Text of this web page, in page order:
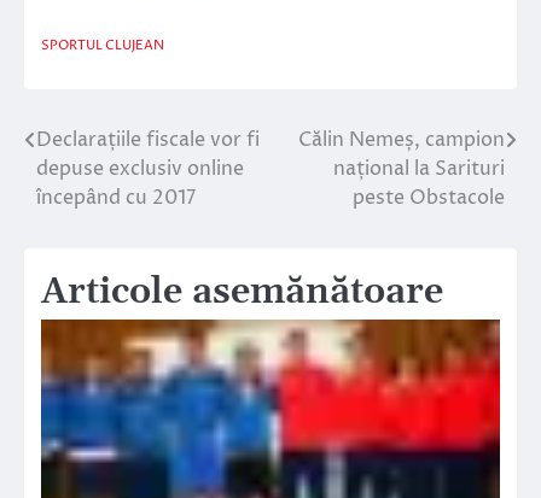
SPORTUL CLUJEAN
Navigare
în
Declarațiile fiscale vor fi
depuse exclusiv online
începând cu 2017
Călin Nemeș, campion
național la Sarituri
peste Obstacole
Articole asemănătoare